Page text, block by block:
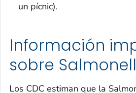
un pícnic).
Información
sobre
Los CDC estiman que la